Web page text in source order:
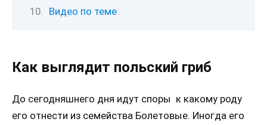
Видео по теме
Как выглядит польский гриб
До сегодняшнего дня идут споры к какому роду
его отнести из семейства Болетовые. Иногда его